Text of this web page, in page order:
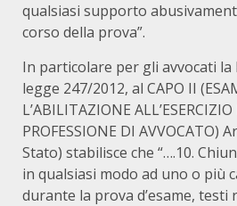
qualsiasi supporto
corso della prova”.
In particolare per gli avvocati la
legge 247/2012, al CAPO II
L’ABILITAZIONE
PROFESSIONE DI AVVOCATO)
Stato) stabilisce che “….10.
in qualsiasi modo ad uno o più
durante la prova d’esame, testi